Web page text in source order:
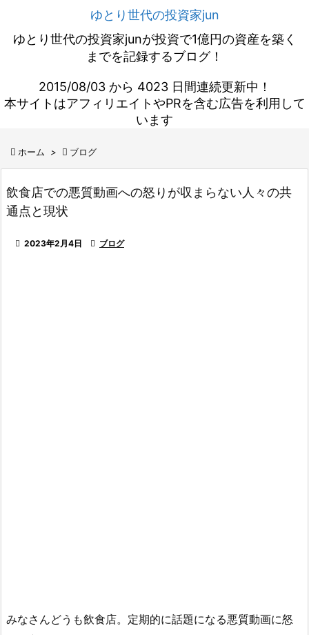
ゆとり世代の投資家jun
ゆとり世代の投資家junが投資で1億円の資産を築く
までを記録するブログ！
2015/08/03 から 4023 日間連続更新中！
本サイトはアフィリエイトやPRを含む広告を利用して
います
 ホーム >  ブログ
飲食店での悪質動画への怒りが収まらない人々の共
通点と現状
 2023年2月4日  ブログ
みなさんどうも飲食店。定期的に話題になる悪質動画に怒